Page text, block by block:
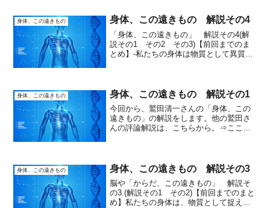
身体、この遠きもの 身体、この遠きもの 解説その4
「身体、この遠きもの」 解説その4(解
説その1 その2 その3)【前回までのま
とめ】-私たちの身体は物質として異質な
この「異質性」...
身体、この遠きもの 身体、この遠きもの 解説その1
今回から、鷲田清一さんの「身体、この
遠きもの」の解説をします。他の鷲田さ
んの評論解説は、こちらから。⇒こころ
で、読むと面白いですよ...
身体、この遠きもの 身体、この遠きもの 解説その3
脳や「からだ、この遠きもの」 解説そ
の3.(解説その1 その2)【前回までのまと
め】私たちの身体は、物質として捉えた